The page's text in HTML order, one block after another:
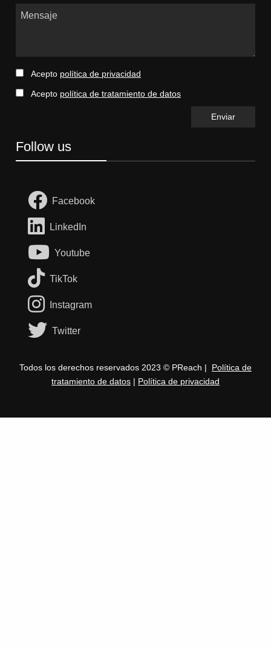
Mensaje
Acepto política de privacidad
Acepto política de tratamiento de datos
Follow us
Facebook
LinkedIn
Youtube
TikTok
Instagram
Twitter
Todos los derechos reservados 2023 © PReach | Política de
tratamiento de datos | Política de privacidad